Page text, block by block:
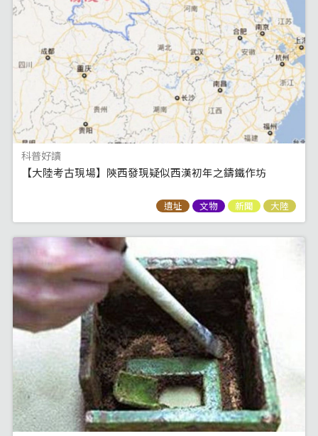
科普好讀
【大陸考古現場】陝西發現疑似西漢初年之鑄鐵作坊
遺址 文物 新聞 大陸